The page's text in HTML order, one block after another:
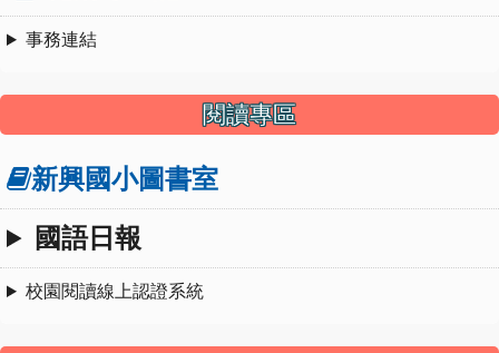
事務連結
閱讀專區
新興國小圖書室
國語日報
校園閱讀線上認證系統